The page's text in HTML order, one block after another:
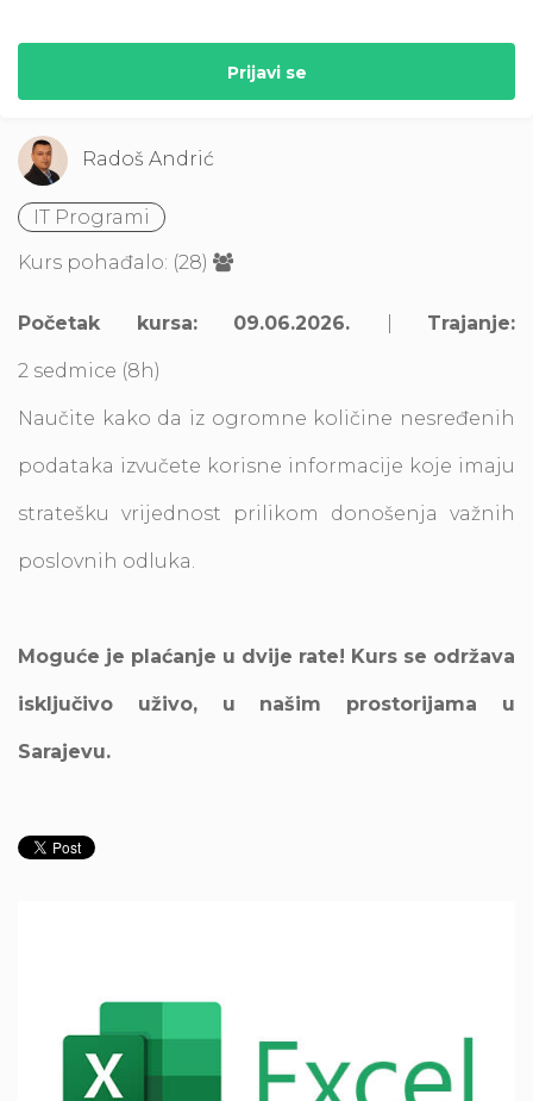
Prijavi se
Radoš Andrić
IT Programi
Kurs pohađalo: (28)
Početak kursa: 09.06.2026. Trajanje:
2 sedmice (8h)
Naučite kako da iz ogromne količine nesređenih
podataka izvučete korisne informacije koje imaju
stratešku vrijednost prilikom donošenja važnih
poslovnih odluka.
Moguće je plaćanje u dvije rate! Kurs se održava
isključivo uživo, u našim prostorijama u
Sarajevu.